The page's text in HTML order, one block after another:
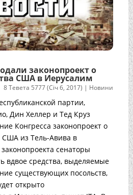
законопроект о
США в Иерусалим
8 Тевета 5777 (Січ 6, 2017) | Новини
партии,
Дин Хеллер и Тед Круз
Конгресса законопроект о
США из Тель-Авива в
сенаторы
вдвое средства, выделяемые
существующих посольств,
открыто